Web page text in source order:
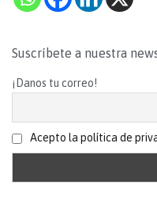
Suscríbete a nuestra
¡Danos tu correo!
Acepto la política de